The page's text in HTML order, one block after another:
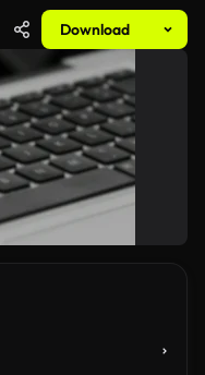
Download